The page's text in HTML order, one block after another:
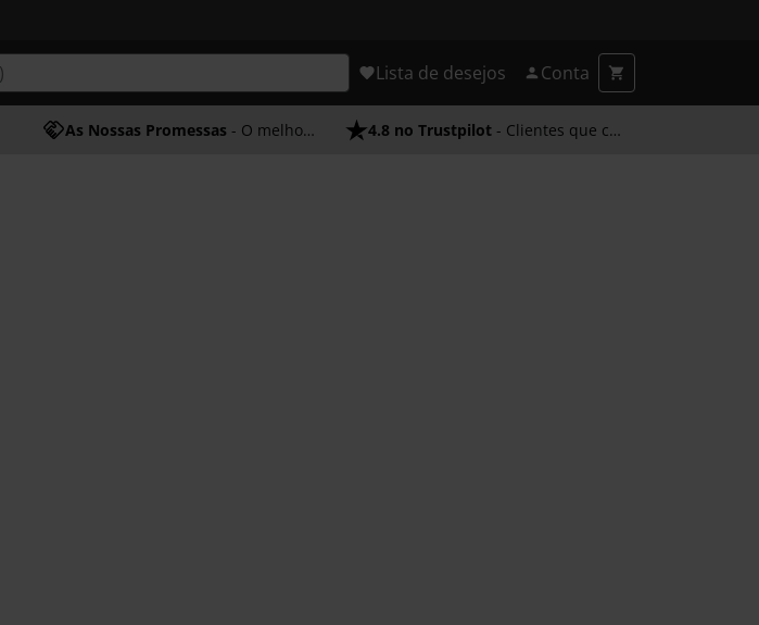
Lista de desejos Conta
As Nossas Promessas - O melhor atendimento 4.8 no Trustpilot - Clientes que confiam em nós